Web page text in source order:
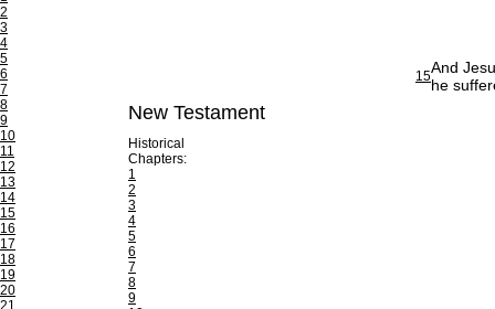
2
3
4
5
6
7
8
9
10
11
12
13
14
15
16
17
18
19
20
21
New Testament
Historical
Chapters:
1
2
3
4
5
6
7
8
9
15And
he